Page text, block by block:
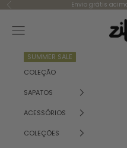
Saltar para o conteúdo
Anterior Envio grátis
Zilian
Menu
SUMMER SALE
COLEÇÃO
SAPATOS
ACESSÓRIOS
COLEÇÕES